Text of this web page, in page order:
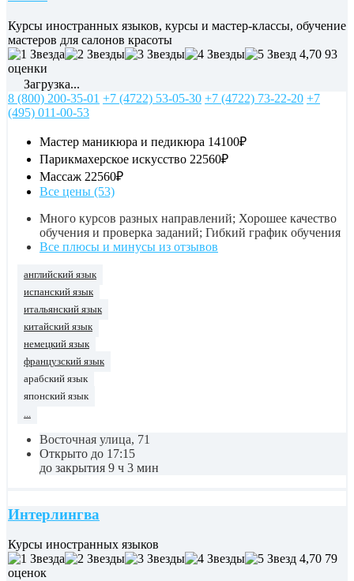
Курсы иностранных языков, курсы и мастер-классы, обучение
мастеров для салонов красоты
4,70 93
оценки
Загрузка...
8 (800) 200-35-01 +7 (4722) 53-05-30 +7 (4722) 73-22-20 +7
(495) 011-00-53
Мастер маникюра и педикюра 14100₽
Парикмахерское искусство 22560₽
Массаж 22560₽
Все цены (53)
Много курсов разных направлений; Хорошее качество
обучения и проверка заданий; Гибкий график обучения
Все плюсы и минусы из отзывов
английский язык
испанский язык
итальянский язык
китайский язык
немецкий язык
французский язык
арабский язык
японский язык
Восточная улица, 71
Открыто до 17:15
до закрытия 9 ч 3 мин
Интерлингва
Курсы иностранных языков
4,70 79
оценок